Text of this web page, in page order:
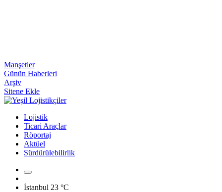
Manşetler
Günün Haberleri
Arşiv
Sitene Ekle
Lojistik
Ticari Araçlar
Röportaj
Aktüel
Sürdürülebilirlik
İstanbul 23 °C